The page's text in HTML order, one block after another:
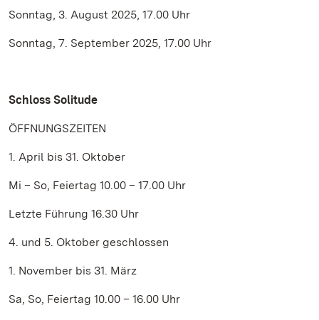
Sonntag, 3. August 2025, 17.00 Uhr
Sonntag, 7. September 2025, 17.00 Uhr
Schloss Solitude
ÖFFNUNGSZEITEN
1. April bis 31. Oktober
Mi – So, Feiertag 10.00 – 17.00 Uhr
Letzte Führung 16.30 Uhr
4. und 5. Oktober geschlossen
1. November bis 31. März
Sa, So, Feiertag 10.00 – 16.00 Uhr